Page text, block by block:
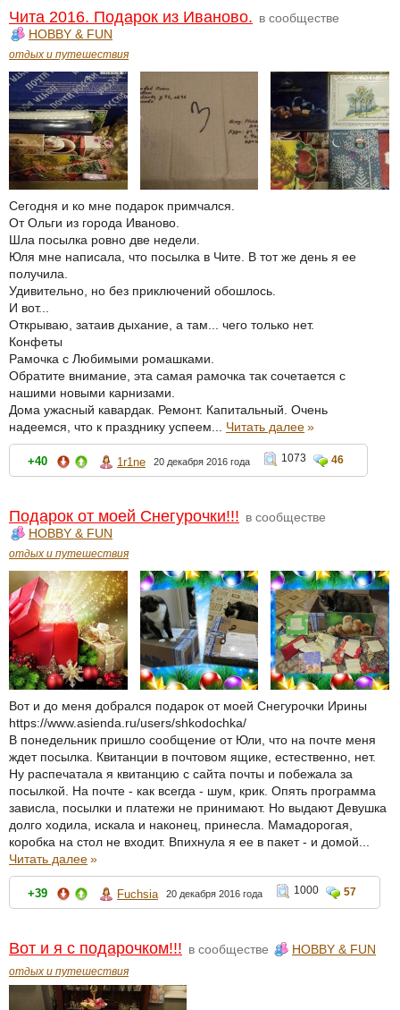
Чита 2016. Подарок из Иваново. в сообществе
HOBBY & FUN
отдых и путешествия
Сегодня и ко мне подарок примчался.
От Ольги из города Иваново.
Шла посылка ровно две недели.
Юля мне написала, что посылка в Чите. В тот же день я ее
получила.
Удивительно, но без приключений обошлось.
И вот...
Открываю, затаив дыхание, а там... чего только нет.
Конфеты
Рамочка с Любимыми ромашками.
Обратите внимание, эта самая рамочка так сочетается с
нашими новыми карнизами.
Дома ужасный кавардак. Ремонт. Капитальный. Очень
надеемся, что к празднику успеем... Читать далее»
+40 1r1ne 20 декабря 2016 года 1073 46
Подарок от моей Снегурочки!!! в сообществе
HOBBY & FUN
отдых и путешествия
Вот и до меня добрался подарок от моей Снегурочки Ирины
https://www.asienda.ru/users/shkodochka/
В понедельник пришло сообщение от Юли, что на почте меня
ждет посылка. Квитанции в почтовом ящике, естественно, нет.
Ну распечатала я квитанцию с сайта почты и побежала за
посылкой. На почте - как всегда - шум, крик. Опять программа
зависла, посылки и платежи не принимают. Но выдают Девушка
долго ходила, искала и наконец, принесла. Мамадорогая,
коробка на стол не входит. Впихнула я ее в пакет - и домой...
Читать далее»
+39 Fuchsia 20 декабря 2016 года 1000 57
Вот и я с подарочком!!! в сообществе HOBBY & FUN
отдых и путешествия